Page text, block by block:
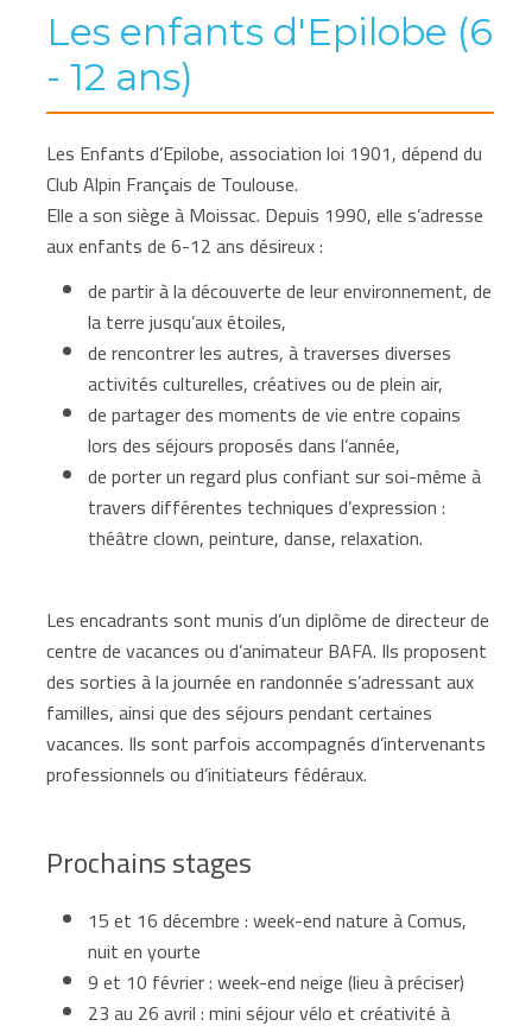
Les enfants d'Epilobe (6
- 12 ans)
Les Enfants d’Epilobe, association loi 1901, dépend du
Club Alpin Français de Toulouse.
Elle a son siège à Moissac. Depuis 1990, elle s’adresse
aux enfants de 6-12 ans désireux :
de partir à la découverte de leur environnement, de
la terre jusqu’aux étoiles,
de rencontrer les autres, à traverses diverses
activités culturelles, créatives ou de plein air,
de partager des moments de vie entre copains
lors des séjours proposés dans l’année,
de porter un regard plus confiant sur soi-même à
travers différentes techniques d’expression :
théâtre clown, peinture, danse, relaxation.
Les encadrants sont munis d’un diplôme de directeur de
centre de vacances ou d’animateur BAFA. Ils proposent
des sorties à la journée en randonnée s’adressant aux
familles, ainsi que des séjours pendant certaines
vacances. Ils sont parfois accompagnés d’intervenants
professionnels ou d’initiateurs fédéraux.
Prochains stages
15 et 16 décembre : week-end nature à Comus,
nuit en yourte
9 et 10 février : week-end neige (lieu à préciser)
23 au 26 avril : mini séjour vélo et créativité à